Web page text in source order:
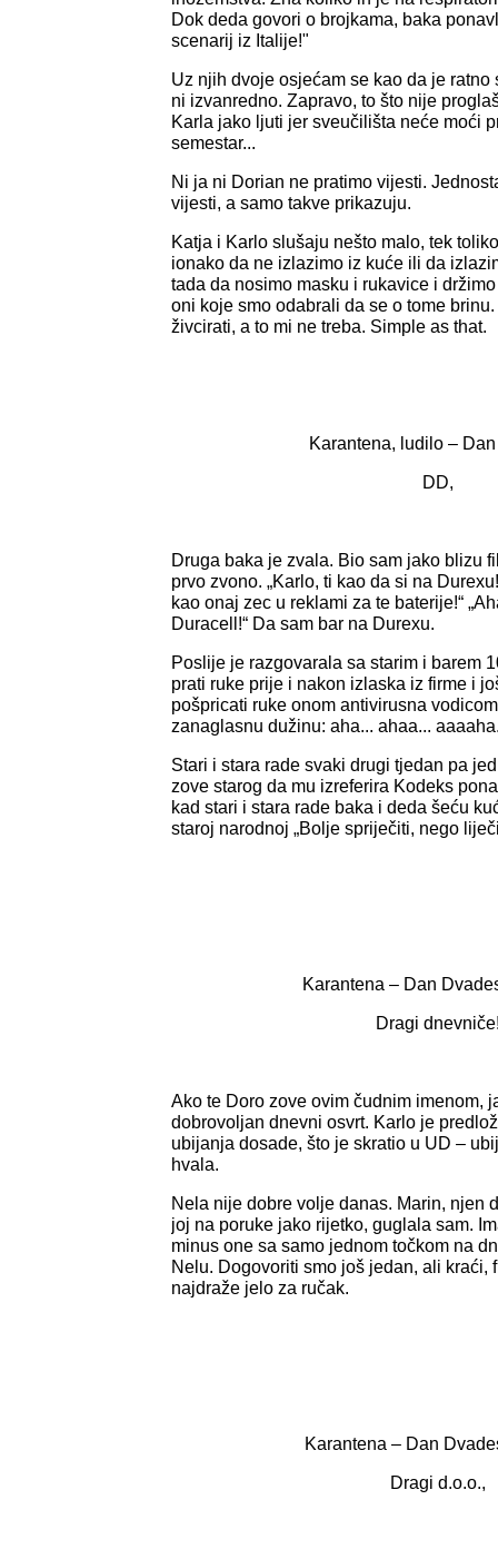
Dok deda govori o brojkama, baka
scenarij iz Italije!"
Uz njih dvoje osjećam se kao da je
ni izvanredno. Zapravo, to što nije
Karla jako ljuti jer sveučilišta neće moći
semestar...
Ni ja ni Dorian ne pratimo vijesti.
vijesti, a samo takve prikazuju.
Katja i Karlo slušaju nešto malo, tek
ionako da ne izlazimo iz kuće ili da
tada da nosimo masku i rukavice i
oni koje smo odabrali da se o tome
živcirati, a to mi ne treba. Simple as that.
Karantena, ludilo –
DD,
Druga baka je zvala. Bio sam jako blizu
prvo zvono. „Karlo, ti kao da si na
kao onaj zec u reklami za te baterije!“
Duracell!“ Da sam bar na Durexu.
Poslije je razgovarala sa starim i barem
prati ruke prije i nakon izlaska iz firme i
pošpricati ruke onom antivirusna
zanaglasnu dužinu: aha... ahaa...
Stari i stara rade svaki drugi tjedan pa
zove starog da mu izreferira Kodeks
kad stari i stara rade baka i deda šeću
staroj narodnoj „Bolje spriječiti, nego
Karantena – Dan
Dragi
Ako te Doro zove ovim čudnim imenom,
dobrovoljan dnevni osvrt. Karlo je
ubijanja dosade, što je skratio u UD –
hvala.
Nela nije dobre volje danas. Marin, njen
joj na poruke jako rijetko, guglala sam.
minus one sa samo jednom točkom na
Nelu. Dogovoriti smo još jedan, ali kraći,
najdraže jelo za ručak.
Karantena – Dan
Dragi d.o.o.,